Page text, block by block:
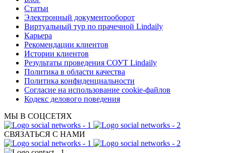
Статьи
Электронный документооборот
Виртуальный тур по прачечной Lindaily
Карьера
Рекомендации клиентов
Истории клиентов
Результаты проведения СОУТ Lindaily
Политика в области качества
Политика конфиденциальности
Согласие на использование cookie-файлов
Кодекс делового поведения
МЫ В СОЦСЕТЯХ
СВЯЗАТЬСЯ С НАМИ